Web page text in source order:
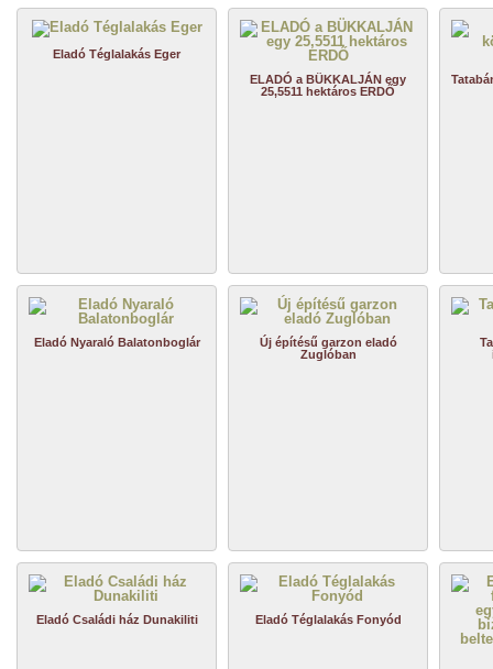
Eladó Téglalakás Eger
ELADÓ a BÜKKALJÁN egy
25,5511 hektáros ERDŐ
Eladó Nyaraló Balatonboglár
Új építésű garzon eladó
Zuglóban
Eladó Családi ház Dunakiliti Eladó Téglalakás Fonyód